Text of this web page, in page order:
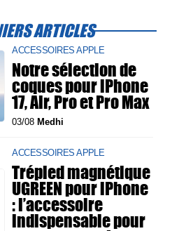
ARTICLES
ACCESSOIRES APPLE
Notre sélection de
coques pour iPhone
17, Air, Pro et Pro Max
03/08 Medhi
ACCESSOIRES APPLE
Trépied magnétique
UGREEN pour iPhone
: l’accessoire
indispensable pour